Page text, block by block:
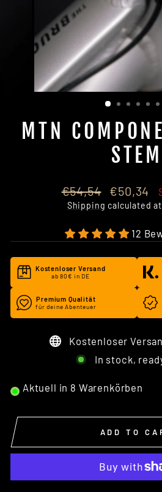
MTN
STEM
Regular
price
€54,54
Sale
price
€50,34
Shipping calculated
12
Kostenloser Versand
ab 80€ in DE
Premium Qualität
für deine Abenteuer
Kostenloser
In stock,
Aktuell in 8 Warenkörben
ADD TO